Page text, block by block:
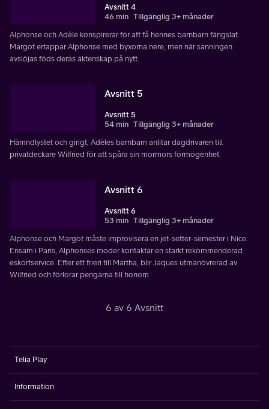
Avsnitt 4
46 min Tillgänglig 3+ månader
Alphonse och Adèle konspirerar för att få hennes barnbarn fängslat.
Margot ertappar Alphonse med byxorna nere, men när sanningen
avslöjas föds deras äktenskap på nytt.
Avsnitt 5
Avsnitt 5
54 min Tillgänglig 3+ månader
Hämndlystet och girigt, Adèles barnbarn anlitar dagdrivaren till
privatdeckare Wilfried för att spåra sin mormors förmögenhet.
Avsnitt 6
Avsnitt 6
53 min Tillgänglig 3+ månader
Alphonse och Margot måste improvisera en jet-setter-semester i Nice.
Ensam i Paris, Alphonses moder kontaktar en starkt rekommenderad
eskortservice. Efter ett frieri till Martha, blir Jaques utmanövrerad av
Wilfried och förlorar pengarna till honom.
6 av 6 Avsnitt
Telia Play
Information